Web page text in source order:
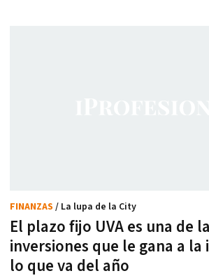
El plazo fijo UVA es una de
inversiones que le gana a
lo que va del año
FINANZAS / La lupa de la City